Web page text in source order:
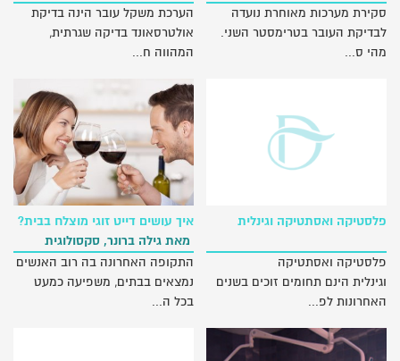
סקירת מערכות מאוחרת נועדה
לבדיקת העובר בטרימסטר השני.
מהי ס...
הערכת משקל עובר הינה בדיקת
אולטרסאונד בדיקה שגרתית,
המהווה ח...
פלסטיקה ואסתטיקה וגינלית
פלסטיקה ואסתטיקה
וגינלית הינם תחומים זוכים בשנים
האחרונות לפ...
איך עושים דייט זוגי מוצלח בבית?
מאת גילה ברונר, סקסולוגית
מוסמכת
התקופה האחרונה בה רוב האנשים
נמצאים בבתים, משפיעה כמעט
בכל ה...